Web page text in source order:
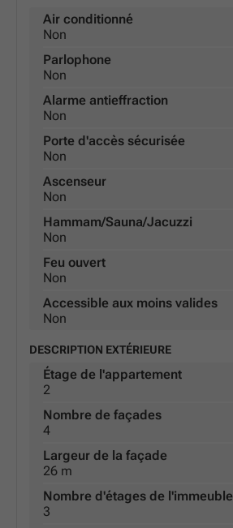
Air conditionné
Non
Parlophone
Non
Alarme antieffraction
Non
Porte d'accès sécurisée
Non
Ascenseur
Non
Hammam/Sauna/Jacuzzi
Non
Feu ouvert
Non
Accessible aux moins valides
Non
DESCRIPTION EXTÉRIEURE
Étage de l'appartement
2
Nombre de façades
4
Largeur de la façade
26 m
Nombre d'étages de l'immeuble
3